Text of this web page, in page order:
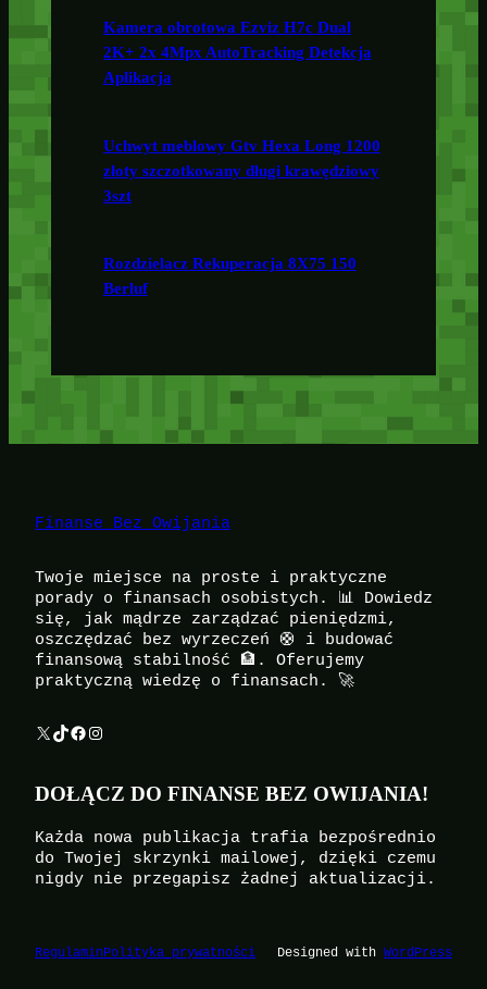
Kamera obrotowa Ezviz H7c Dual
2K+ 2x 4Mpx AutoTracking Detekcja
Aplikacja
Uchwyt meblowy Gtv Hexa Long 1200
złoty szczotkowany długi krawędziowy
3szt
Rozdzielacz Rekuperacja 8X75 150
Berluf
Finanse Bez Owijania
Twoje miejsce na proste i praktyczne
porady o finansach osobistych. 📊 Dowiedz
się, jak mądrze zarządzać pieniędzmi,
oszczędzać bez wyrzeczeń 🛟 i budować
finansową stabilność 🏦. Oferujemy
praktyczną wiedzę o finansach. 🚀
X TikTok Facebook Instagram
DOŁĄCZ DO FINANSE BEZ OWIJANIA!
Każda nowa publikacja trafia bezpośrednio
do Twojej skrzynki mailowej, dzięki czemu
nigdy nie przegapisz żadnej aktualizacji.
RegulaminPolityka prywatności Designed with WordPress